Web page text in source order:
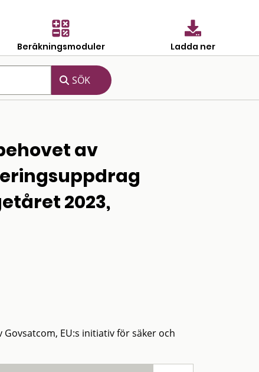
Beräkningsmoduler Ladda ner
av
2023,
EU:s initiativ för säker och